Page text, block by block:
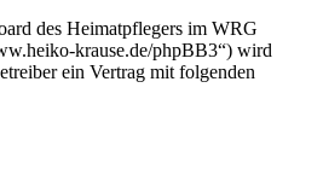
des Heimatpflegers im WRG
krause.de/phpBB3“) wird
ein Vertrag mit folgenden